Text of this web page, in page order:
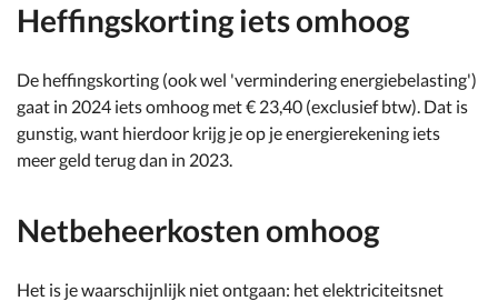
Heffingskorting iets omhoog
De heffingskorting (ook wel 'vermindering energiebelasting')
gaat in 2024 iets omhoog met € 23,40 (exclusief btw). Dat is
gunstig, want hierdoor krijg je op je energierekening iets
meer geld terug dan in 2023.
Netbeheerkosten omhoog
Het is je waarschijnlijk niet ontgaan: het elektriciteitsnet